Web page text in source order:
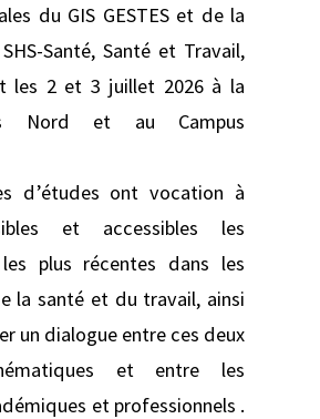
du GIS GESTES et de la
Santé, Santé et Travail,
les 2 et 3 juillet 2026 à la
Nord et au Campus
d’études ont vocation à
et accessibles les
les plus récentes dans les
la santé et du travail, ainsi
un dialogue entre ces deux
et entre les
et professionnels .